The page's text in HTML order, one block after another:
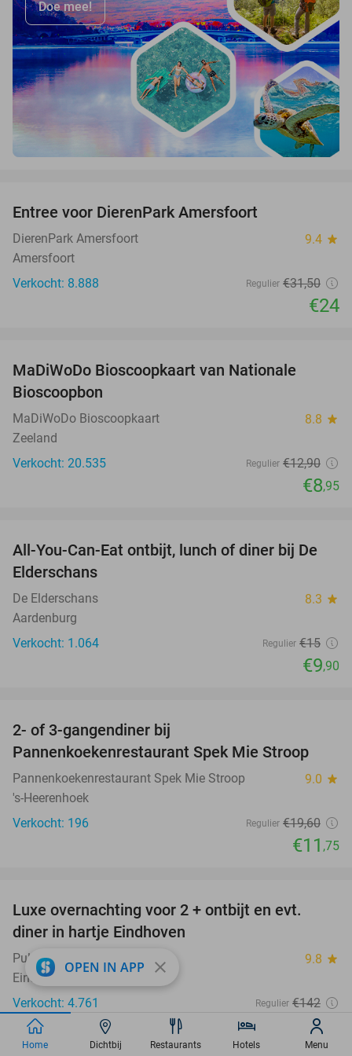
Doe mee!
Entree voor DierenPark Amersfoort
DierenPark Amersfoort 9.4 star
Amersfoort
Verkocht: 8.888
Regulier €31,50
€24
MaDiWoDo Bioscoopkaart van Nationale
Bioscoopbon
MaDiWoDo Bioscoopkaart 8.8 star
Zeeland
Verkocht: 20.535
Regulier €12,90
€8,95
34%
All-You-Can-Eat ontbijt, lunch of diner bij De
Elderschans
De Elderschans 8.3 star
Aardenburg
Verkocht: 1.064
Regulier €15
€9,90
2- of 3-gangendiner bij
Pannenkoekenrestaurant Spek Mie Stroop
Pannenkoekenrestaurant Spek Mie Stroop 9.0 star
's-Heerenhoek
Verkocht: 196
Regulier €19,60
€11 ,75
Luxe overnachting voor 2 + ontbijt en evt.
diner in hartje Eindhoven
Pullman Eindhoven Cocagne 9.8 star
Eindhoven
Verkocht: 4.761
Regulier €142
€124
Excl. ca. €5,25 p.p.p.n. toeristenbelasting
OPEN IN APP close
Home Dichtbij Restaurants Hotels Menu